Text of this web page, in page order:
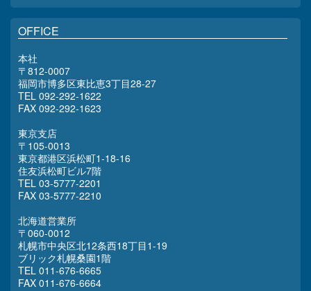
OFFICE
本社
〒812-0007
福岡市博多区東比恵3丁目28-27
TEL 092-292-1622
FAX 092-292-1623
東京支店
〒105-0013
東京都港区浜松町1-18-16
住友浜松町ビル7階
TEL 03-5777-2201
FAX 03-5777-2210
北海道営業所
〒060-0012
札幌市中央区北12条西18丁目1-19
ブリック札幌桑園1階
TEL 011-676-6665
FAX 011-676-6664